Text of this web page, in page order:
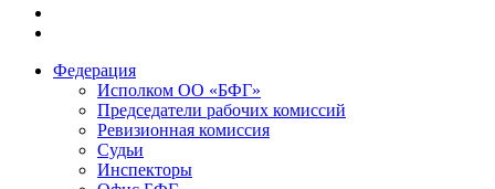
Федерация
Исполком ОО «БФГ»
Председатели рабочих комиссий
Ревизионная комиссия
Судьи
Инспекторы